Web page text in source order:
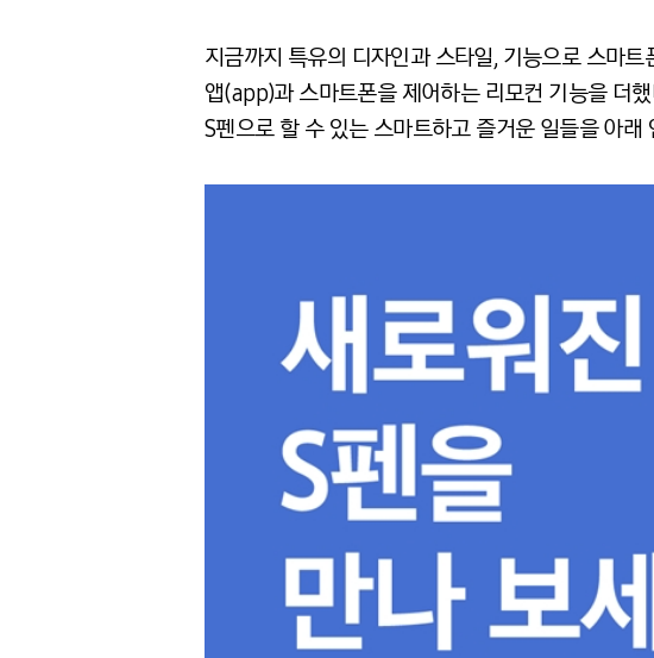
지금까지 특유의 디자인과 스타일, 기능으로 스마
앱(app)과 스마트폰을 제어하는 리모컨 기능을 더
S펜으로 할 수 있는 스마트하고 즐거운 일들을 아래